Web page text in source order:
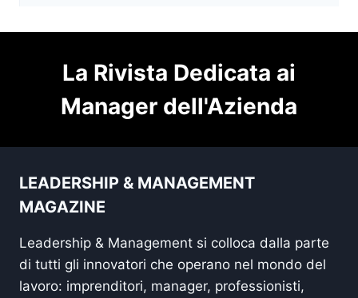
La Rivista Dedicata ai
Manager dell'Azienda
LEADERSHIP & MANAGEMENT
MAGAZINE
Leadership & Management si colloca dalla parte
di tutti gli innovatori che operano nel mondo del
lavoro: imprenditori, manager, professionisti,